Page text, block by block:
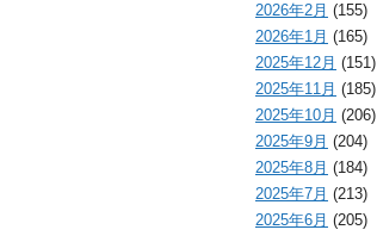
2026年2月 (155)
2026年1月 (165)
2025年12月 (151)
2025年11月 (185)
2025年10月 (206)
2025年9月 (204)
2025年8月 (184)
2025年7月 (213)
2025年6月 (205)